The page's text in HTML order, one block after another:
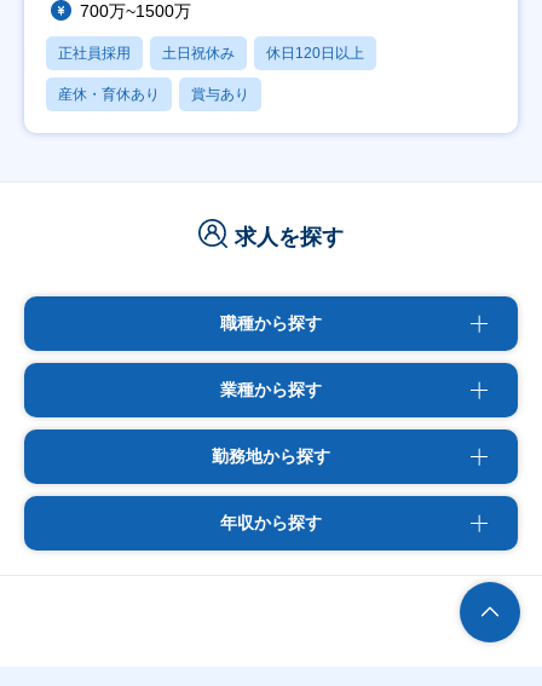
700万~1500万
正社員採用 土日祝休み 休日120日以上
産休・育休あり 賞与あり
求人を探す
職種から探す
業種から探す
勤務地から探す
年収から探す